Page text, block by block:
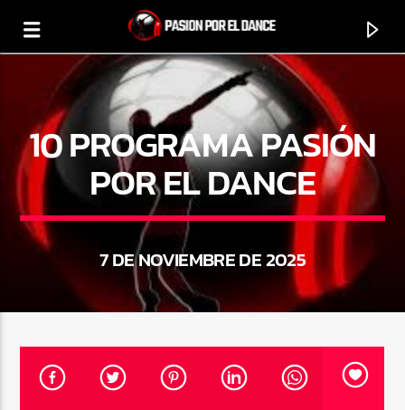
PROGRAMA ACTUAL
REMEMBER SESSION
16:00
10 PROGRAMA PASIÓN
POR EL DANCE
7 DE NOVIEMBRE DE 2025